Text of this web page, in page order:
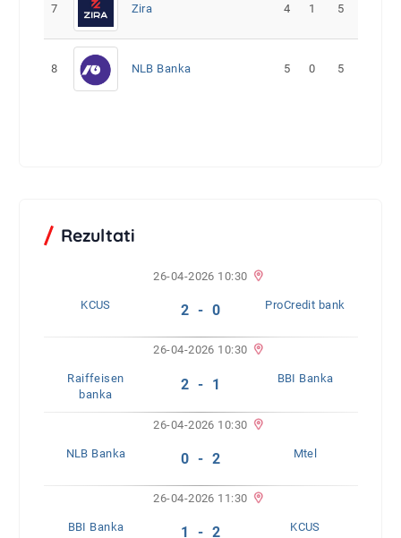
7 Zira 4 1 5
8 NLB Banka 5 0 5
Rezultati
26-04-2026 10:30
KCUS 2 - 0 ProCredit bank
26-04-2026 10:30
Raiffeisen
banka
2 - 1 BBI Banka
26-04-2026 10:30
NLB Banka 0 - 2 Mtel
26-04-2026 11:30
BBI Banka 1 - 2 KCUS